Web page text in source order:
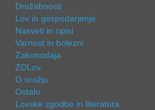
Družabnosti
Lov in gospodarjenje
Nasveti in opisi
Varnost in bolezni
Zakonodaja
ZDLov
O orožju
Ostalo
Lovske zgodbe in literatura